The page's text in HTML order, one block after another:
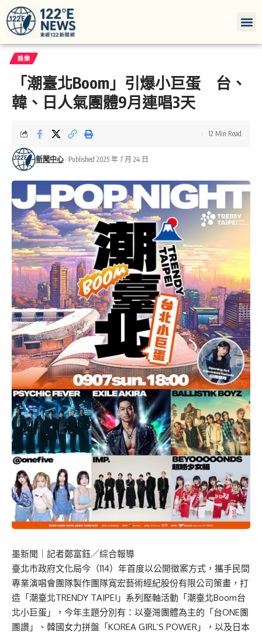
娛樂
「潮臺北Boom」引爆小巨蛋 台、
韓、日人氣團體9月連唱3天
新聞中心 Published 2025 年 7 月 24 日
12 Min Read
墨新聞 ｜記者鄭富鈺／綜合報導
臺北市政府文化局今（114）年首度以公開徵案方式，攜手民間
專業演唱會團隊製作團隊寬宏藝術經紀股份有限公司策畫，打
造「潮臺北TRENDY TAIPEI」系列壓軸活動「潮臺北Boom台
北小巨蛋」，今年主題分別有：以臺灣團體為主的「台ONE團
團讚」、韓國女力拼盤「KOREA GIRL’S POWER」，以及日本